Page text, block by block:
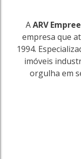
AARV
empresa que
1994.
imóveis
orgulha em